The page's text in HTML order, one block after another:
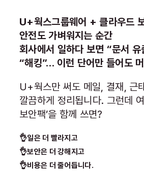
U+웍스그룹웨어 + 클라우드
안전도 가벼워지는 순간
회사에서 일하다 보면 “문서 유
“해킹”… 이런 단어만 들어도
U+웍스만 써도 메일, 결재, 근
깔끔하게 정리됩니다. 그런데
보안팩’을 함께 쓰면?
👌일은 더 빨라지고
👌보안은 더 강해지고
👌비용은 더 줄어듭니다.